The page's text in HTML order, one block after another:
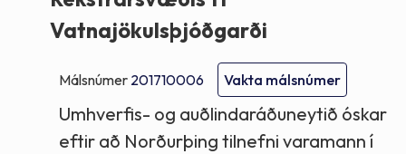
Vatnajökulsþjóðgarði
Málsnúmer 201710006 Vakta málsnúmer
Umhverfis- og auðlindaráðuneytið óskar
eftir að Norðurþing tilnefni varamann í